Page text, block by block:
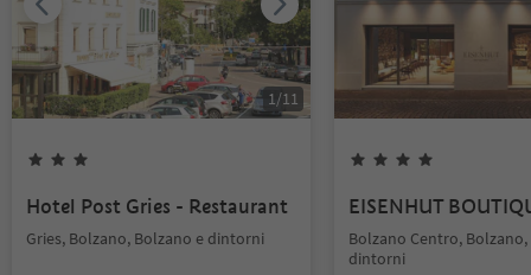
1/11
Hotel Post Gries - Restaurant
Gries, Bolzano, Bolzano e dintorni
EISENHUT
Bolzano Centro,
dintorni